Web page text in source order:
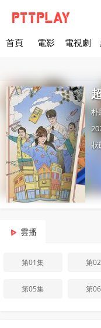
首頁 電影 電視劇
朴
狀
雲播
第01集 第
第05集 第